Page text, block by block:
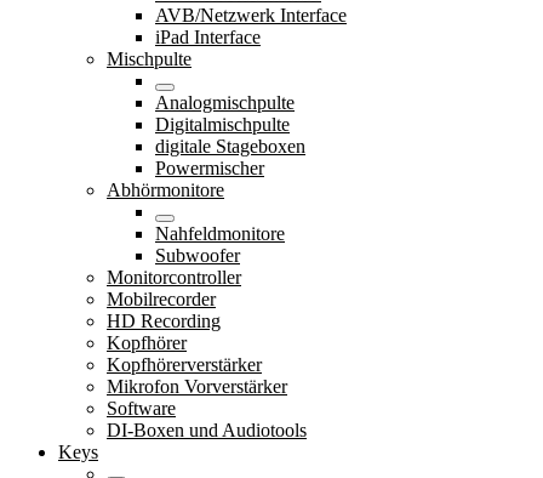
AVB/Netzwerk Interface
iPad Interface
Mischpulte
Analogmischpulte
Digitalmischpulte
digitale Stageboxen
Powermischer
Abhörmonitore
Nahfeldmonitore
Subwoofer
Monitorcontroller
Mobilrecorder
HD Recording
Kopfhörer
Kopfhörerverstärker
Mikrofon Vorverstärker
Software
DI-Boxen und Audiotools
Keys